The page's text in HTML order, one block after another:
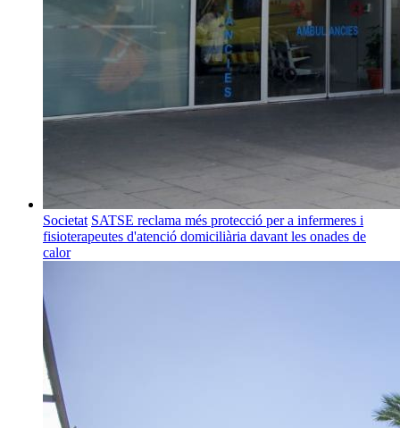
Societat SATSE reclama més protecció per a infermeres i
fisioterapeutes d'atenció domiciliària davant les onades de
calor